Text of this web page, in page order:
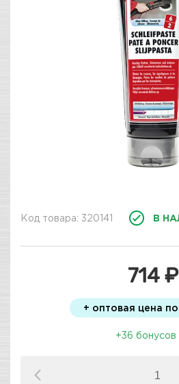
Код товара: 320141 В
714 ₽
+ оптовая цена
+36 бонусов